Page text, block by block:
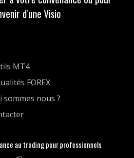
d'une Visio
MT4
FOREX
sommes nous ?
au trading pour professionnels